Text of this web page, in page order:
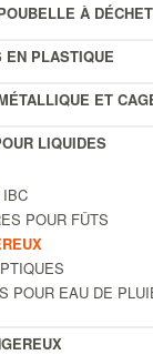
À
EN PLASTIQUE
ET
LIQUIDES
IBC
POUR FÛTS
POUR EAU DE